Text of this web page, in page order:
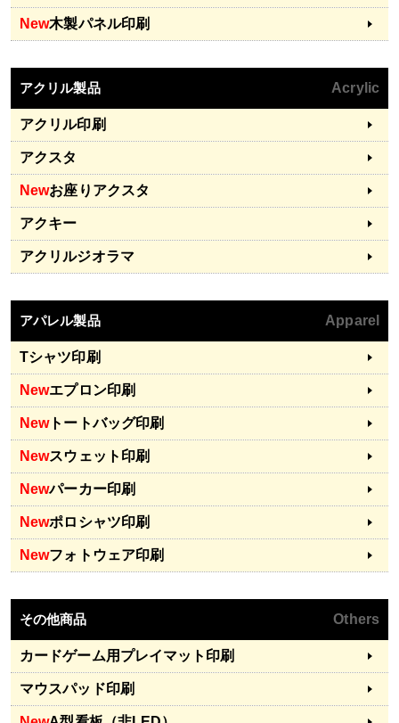
New木製パネル印刷
アクリル製品 Acrylic
アクリル印刷
アクスタ
Newお座りアクスタ
アクキー
アクリルジオラマ
アパレル製品 Apparel
Tシャツ印刷
Newエプロン印刷
Newトートバッグ印刷
Newスウェット印刷
Newパーカー印刷
Newポロシャツ印刷
Newフォトウェア印刷
その他商品 Others
カードゲーム用プレイマット印刷
マウスパッド印刷